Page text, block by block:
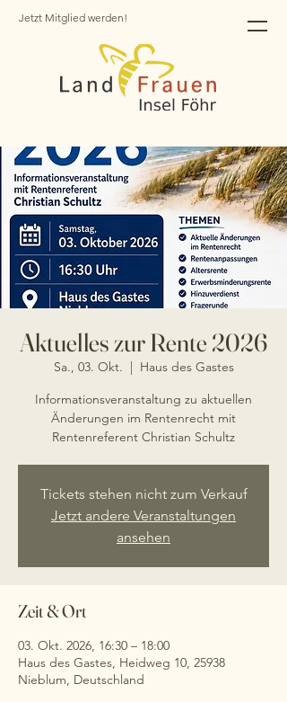
Jetzt Mitglied werden!
Aktuelles zur Rente 2026
Sa., 03. Okt.
  |
Haus des Gastes
Informationsveranstaltung zu aktuellen
Änderungen im Rentenrecht mit
Rentenreferent Christian Schultz
Tickets stehen nicht zum Verkauf
Jetzt andere Veranstaltungen
ansehen
Zeit & Ort
03. Okt. 2026, 16:30 – 18:00
Haus des Gastes, Heidweg 10, 25938
Nieblum, Deutschland